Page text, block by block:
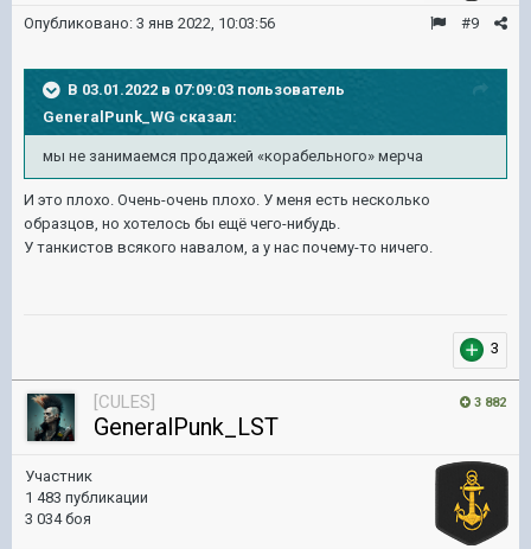
#9
Опубликовано: 3 янв 2022, 10:03:56
В 03.01.2022 в 07:09:03 пользователь
GeneralPunk_WGсказал:
мы не занимаемся продажей «корабельного» мерча
И это плохо. Очень-очень плохо. У меня есть несколько
образцов, но хотелось бы ещё чего-нибудь.
У танкистов всякого навалом, а у нас почему-то ничего.
3
3 882
[CULES]
GeneralPunk_LST
Участник
1 483 публикации
3 034 боя